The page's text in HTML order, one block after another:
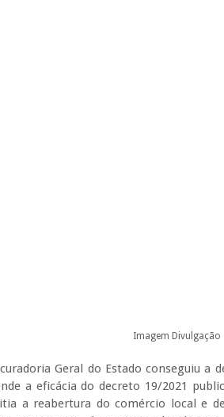
Imagem Divulgação
Geral do Estado conseguiu a
a eficácia do decreto 19/2021
a reabertura do comércio local e